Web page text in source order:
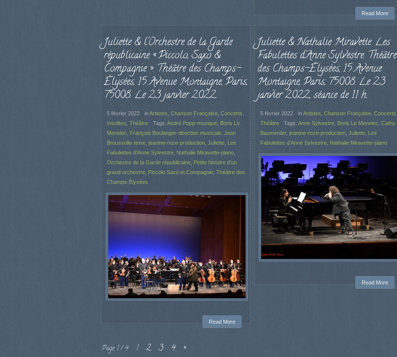
Read More
Juliette & l’Orchestre de la Garde
républicaine « Piccolo, Saxo &
Compagnie ». Théâtre des Champs-
Élysées, 15 Avenue Montaigne, Paris,
75008. Le 23 janvier 2022.
5 février 2022 inArtistes Chanson Française Concerts
Insolites Théâtre Tags: André Popp-musique Boris Le
Menelec
François Boulanger-direction musicale Jean
Broussolle-texte jeanine-roze-production Juliette Les
Fabulettes d'Anne Sylvestre Nathalie Miravette-piano
Orchestre de la Garde républicaine Petite histoire d'un
grand orchestre Piccolo Saxo et Compagnie Théâtre des
Champs-Élysées
Read More
Juliette & Nathalie Miravette. Les
Fabulettes d’Anne Sylvestre. Théâtre
des Champs-Élysées, 15 Avenue
Montaigne, Paris, 75008. Le 23
janvier 2022, séance de 11 h.
5 février 2022 inArtistes Chanson Française, Concerts
Théâtre
Tags: Anne Sylvestre, Boris Le Menelec Cathy
Baumerder, jeanine-roze-production, Juliette, Les
Fabulettes d'Anne Sylvestre, Nathalie Miravette-piano
Read More
Page 1 / 4 1 2 3 4 »